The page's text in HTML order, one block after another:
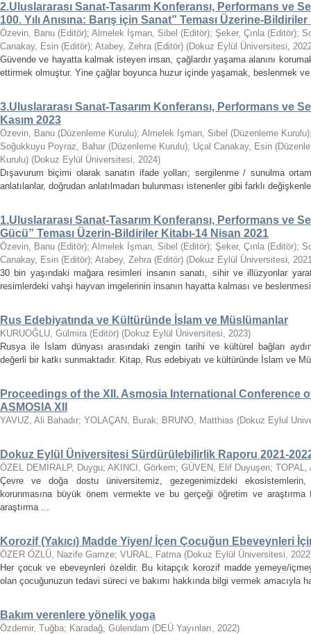
2.Uluslararası Sanat-Tasarım Konferansı, Performans ve
100. Yılı Anısına: Barış için Sanat” Teması Üzerine-
Özevin, Banu (Editör); Almelek İşman, Sibel (Editör); Şeker, Çınla (Editör);
Canakay, Esin (Editör); Atabey, Zehra (Editör) (Dokuz Eylül Üniversitesi,
Güvende ve hayatta kalmak isteyen insan, çağlardır yaşama alanını
ettirmek olmuştur. Yine çağlar boyunca huzur içinde yaşamak, beslenmek
3.Uluslararası Sanat-Tasarım Konferansı, Performans ve
Kasım 2023
Özevin, Banu (Düzenleme Kurulu); Almelek İşman, Sibel (Düzenleme Kurulu)
Soğukkuyu Poyraz, Bahar (Düzenleme Kurulu); Uçal Canakay, Esin
Kurulu) (Dokuz Eylül Üniversitesi, 2024)
Dışavurum biçimi olarak sanatın ifade yolları; sergilenme / sunulma
anlatılanlar, doğrudan anlatılmadan bulunması istenenler gibi farklı
1.Uluslararası Sanat-Tasarım Konferansı, Performans ve
Gücü” Teması Üzerin-Bildiriler Kitabı-14 Nisan 2021
Özevin, Banu (Editör); Almelek İşman, Sibel (Editör); Şeker, Çınla (Editör);
Canakay, Esin (Editör); Atabey, Zehra (Editör) (Dokuz Eylül Üniversitesi,
30 bin yaşındaki mağara resimleri insanın sanatı, sihir ve illüzyonlar
resimlerdeki vahşi hayvan imgelerinin insanın hayatta kalması ve
Rus Edebiyatında ve Kültüründe İslam ve Müslümanlar
KURUOĞLU, Gülmira (Editör) (Dokuz Eylül Üniversitesi, 2023)
Rusya ile İslam dünyası arasındaki zengin tarihi ve kültürel bağları
değerli bir katkı sunmaktadır. Kitap, Rus edebiyatı ve kültüründe İslam ve
Proceedings of the XII. Asmosia International Conference
ASMOSIA XII
YAVUZ, Ali Bahadır; YOLAÇAN, Burak; BRUNO, Matthias (Dokuz Eylul
Dokuz Eylül Üniversitesi Sürdürülebilirlik Raporu 2021-
ÖZEL DEMİRALP, Duygu; AKINCI, Görkem; GÜVEN, Elif Duyuşen; TOPAL,
Çevre ve doğa dostu üniversitemiz, gezegenimizdeki
korunmasına büyük önem vermekte ve bu gerçeği öğretim ve araştırma
araştırma ...
Korozif (Yakıcı) Madde Yiyen/ İçen Çocuğun Ebeveynleri
ÖZER ÖZLÜ, Nazife Gamze; VURAL, Fatma (Dokuz Eylül Üniversitesi, 2022
Her çocuk ve ebeveynleri özeldir. Bu kitapçık korozif madde yemeye/
olan çocuğunuzun tedavi süreci ve bakımı hakkında bilgi vermek amacıyla
Bakım verenlere yönelik yoga
Özdemir, Tuğba; Karadağ, Gülendam (DEÜ Yayınları, 2022)